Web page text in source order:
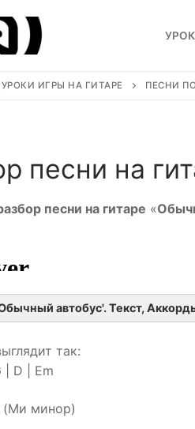
Уроки
Обучение
УРОКИ ИГРЫ НА ГИТАРЕ ПЕСНИ
песни на
песни на гитаре «
автобус'. Текст,
так:
| D | Em
(Ми минор)